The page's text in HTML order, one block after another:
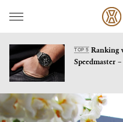
Skip
to
TOP 5Ranking
Speedmaster